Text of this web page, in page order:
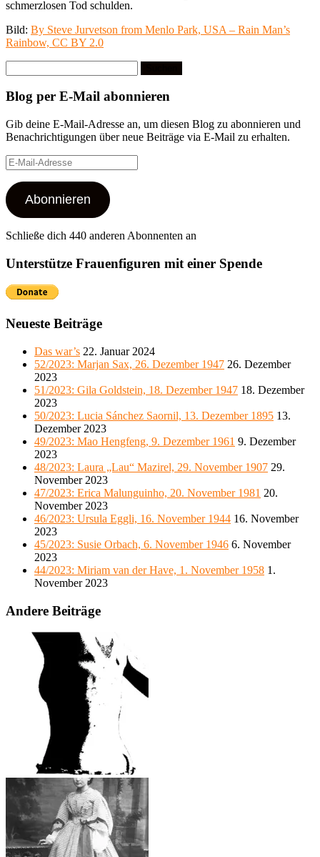
schmerzlosen Tod schulden.
Bild: By Steve Jurvetson from Menlo Park, USA – Rain Man’s
Rainbow, CC BY 2.0
nach:
Blog per E-Mail abonnieren
Gib deine E-Mail-Adresse an, um diesen Blog zu abonnieren und
Benachrichtigungen über neue Beiträge via E-Mail zu erhalten.
E-
Mail-
Adresse
Abonnieren
Schließe dich 440 anderen Abonnenten an
Unterstütze Frauenfiguren mit einer Spende
Neueste Beiträge
Das war’s 22. Januar 2024
52/2023: Marjan Sax, 26. Dezember 1947 26. Dezember
2023
51/2023: Gila Goldstein, 18. Dezember 1947 18. Dezember
2023
50/2023: Lucia Sánchez Saornil, 13. Dezember 1895 13.
Dezember 2023
49/2023: Mao Hengfeng, 9. Dezember 1961 9. Dezember
2023
48/2023: Laura „Lau“ Mazirel, 29. November 1907 29.
November 2023
47/2023: Erica Malunguinho, 20. November 1981 20.
November 2023
46/2023: Ursula Eggli, 16. November 1944 16. November
2023
45/2023: Susie Orbach, 6. November 1946 6. November
2023
44/2023: Miriam van der Have, 1. November 1958 1.
November 2023
Andere Beiträge